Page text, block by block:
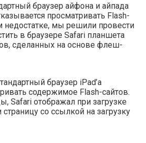
браузер айфона и айпада
просматривать Flash-
недостатке, мы решили провести
в браузере Safari планшета
сделанных на основе флеш-
браузер iPad’а
содержимое Flash-сайтов.
Safari отображал при загрузке
со ссылкой на загрузку